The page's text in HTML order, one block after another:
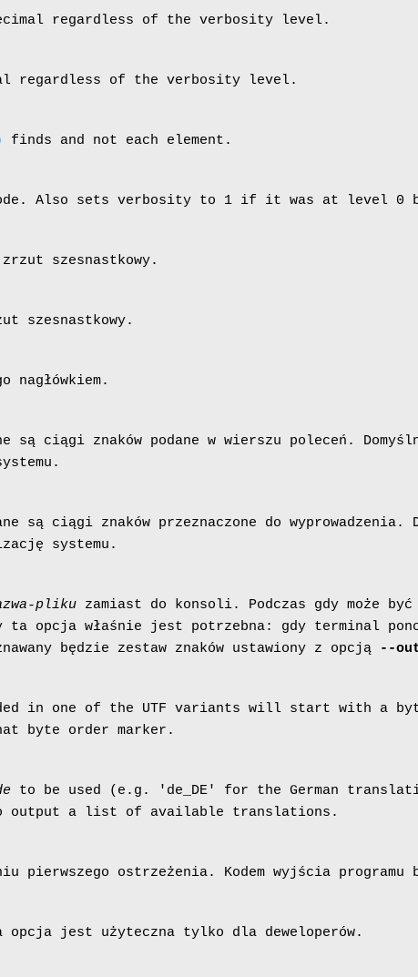
regardless of the verbosity level.
regardless of the verbosity level.
finds and not each element.
Also sets verbosity to 1 if it was at level 0
szesnastkowy.
szesnastkowy.
nagłówkiem.
są ciągi znaków podane w wierszu poleceń.
są ciągi znaków przeznaczone do
systemu.
pliku zamiast do konsoli. Podczas gdy może
ta opcja właśnie jest potrzebna: gdy terminal
będzie zestaw znaków ustawiony z opcją
--
in one of the UTF variants will start with a
byte order marker.
to be used (e.g. 'de_DE' for the German
output a list of available translations.
pierwszego ostrzeżenia. Kodem wyjścia programu
opcja jest użyteczna tylko dla deweloperów.